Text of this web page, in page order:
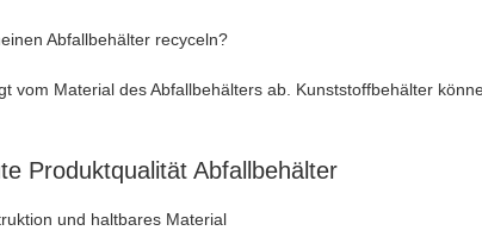
Abfallbehälter recyceln?
vom Material des Abfallbehälters ab. Kunststoffbehälter
Produktqualität Abfallbehälter
und haltbares Material